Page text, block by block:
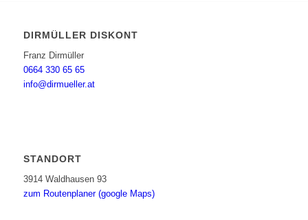
DIRMÜLLER DISKONT
Franz Dirmüller
0664 330 65 65
info@dirmueller.at
STANDORT
3914 Waldhausen 93
zum Routenplaner (google Maps)